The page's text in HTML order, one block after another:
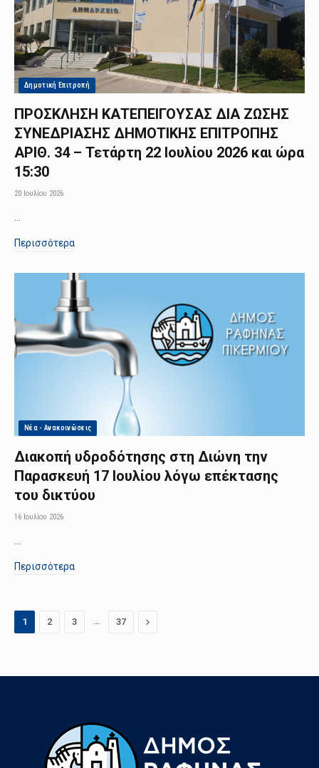
Δημοτική Επιτροπή
ΠΡΟΣΚΛΗΣΗ ΚΑΤΕΠΕΙΓΟΥΣΑΣ ΔΙΑ ΖΩΣΗΣ
ΣΥΝΕΔΡΙΑΣΗΣ ΔΗΜΟΤΙΚΗΣ ΕΠΙΤΡΟΠΗΣ
ΑΡΙΘ. 34 – Τετάρτη 22 Ιουλίου 2026 και ώρα
15:30
20 Ιουλίου 2026
Περισσότερα
Νέα - Ανακοινώσεις
Διακοπή υδροδότησης στη Διώνη την
Παρασκευή 17 Ιουλίου λόγω επέκτασης
του δικτύου
16 Ιουλίου 2026
Περισσότερα
1 2 3 … 37 Next